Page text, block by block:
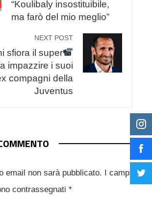
“Koulibaly insostituibile,
ma farò del mio meglio”
NEXT POST
sfiora il super
impazzire i suoi
compagni della
Juventus
email non sarà pubblicato.
I campi
contrassegnati *